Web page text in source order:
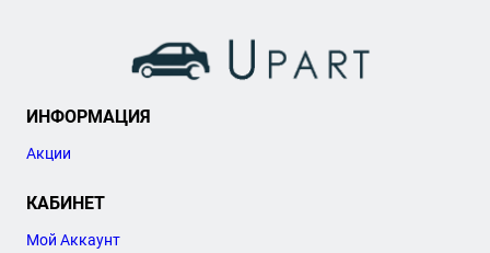
ИНФОРМАЦИЯ
Акции
КАБИНЕТ
Мой Аккаунт